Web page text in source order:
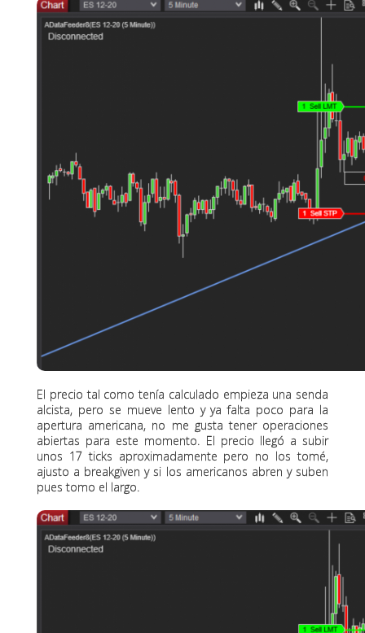
El precio tal como tenía calculado empieza una senda
alcista, pero se mueve lento y ya falta poco para la
apertura americana, no me gusta tener operaciones
abiertas para este momento. El precio llegó a subir
unos 17 ticks aproximadamente pero no los tomé,
ajusto a breakgiven y si los americanos abren y suben
pues tomo el largo.